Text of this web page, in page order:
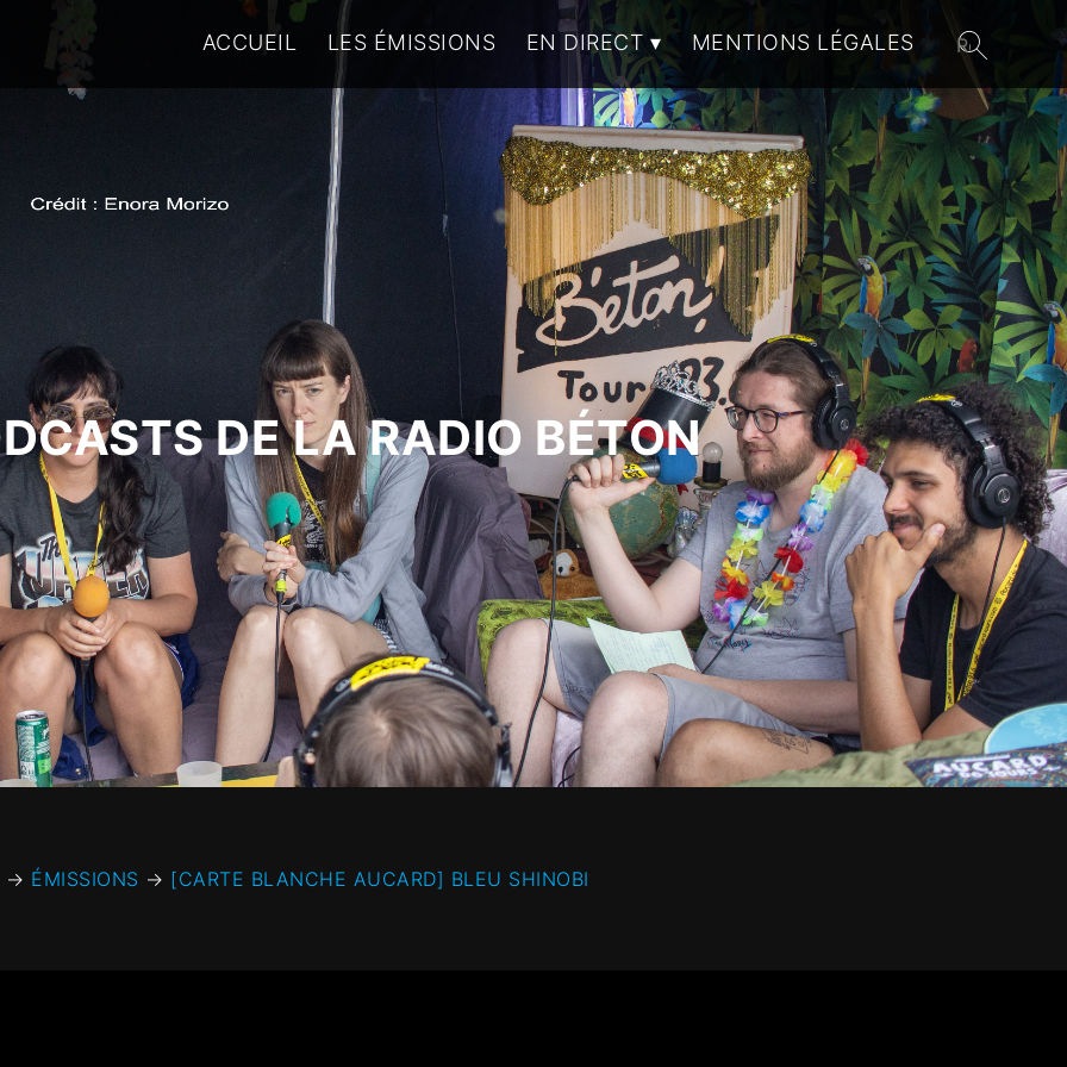
ACCUEIL LES ÉMISSIONS EN DIRECT MENTIONS LÉGALES
DE LA RADIO BÉTON
→ ÉMISSIONS → [CARTE BLANCHE AUCARD] BLEU SHINOBI